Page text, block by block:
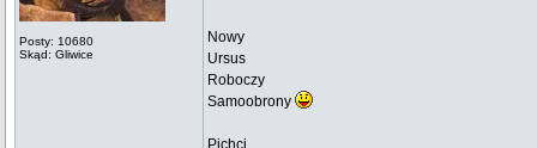
Posty: 10680
Skąd: Gliwice
Nowy
Ursus
Roboczy
Samoobrony
Pichci